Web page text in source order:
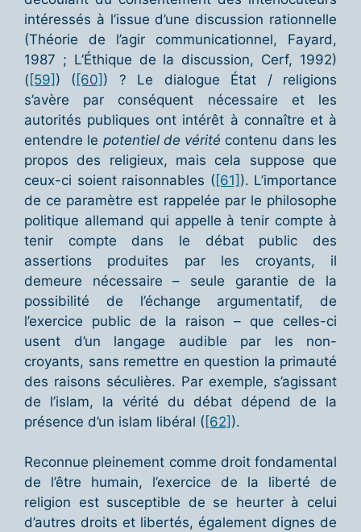
intéressés à l’issue d’une discussion rationnelle
(Théorie de l’agir communicationnel, Fayard,
1987 ; L’Éthique de la discussion, Cerf, 1992)
([59] ) ([60] ) ? Le dialogue État / religions
s’avère par conséquent nécessaire et les
autorités publiques ont intérêt à connaître et à
entendre le potentiel de vérité contenu dans les
propos des religieux, mais cela suppose que
ceux-ci soient raisonnables ([61] ). L’importance
de ce paramètre est rappelée par le philosophe
politique allemand qui appelle à tenir compte à
tenir compte dans le débat public des
assertions produites par les croyants, il
demeure nécessaire – seule garantie de la
possibilité de l’échange argumentatif, de
l’exercice public de la raison – que celles-ci
usent d’un langage audible par les non-
croyants, sans remettre en question la primauté
des raisons séculières. Par exemple, s’agissant
de l’islam, la vérité du débat dépend de la
présence d’un islam libéral ([62] ).
Reconnue pleinement comme droit fondamental
de l’être humain, l’exercice de la liberté de
religion est susceptible de se heurter à celui
d’autres droits et libertés, également dignes de